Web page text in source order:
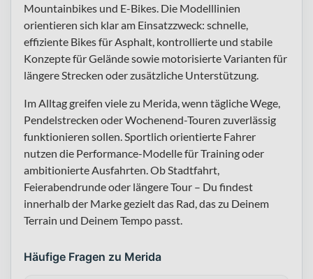
Mountainbikes und E-Bikes. Die Modelllinien
orientieren sich klar am Einsatzzweck: schnelle,
effiziente Bikes für Asphalt, kontrollierte und stabile
Konzepte für Gelände sowie motorisierte Varianten für
längere Strecken oder zusätzliche Unterstützung.
Im Alltag greifen viele zu Merida, wenn tägliche Wege,
Pendelstrecken oder Wochenend-Touren zuverlässig
funktionieren sollen. Sportlich orientierte Fahrer
nutzen die Performance-Modelle für Training oder
ambitionierte Ausfahrten. Ob Stadtfahrt,
Feierabendrunde oder längere Tour – Du findest
innerhalb der Marke gezielt das Rad, das zu Deinem
Terrain und Deinem Tempo passt.
Häufige Fragen zu Merida